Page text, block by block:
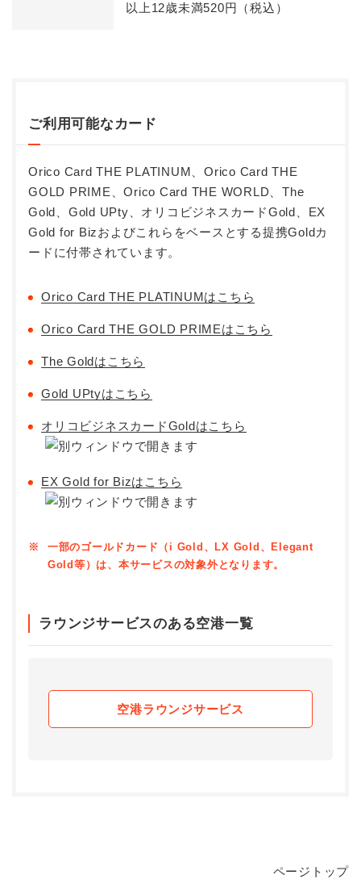
以上12歳未満520円（税込）
ご利用可能なカード
Orico Card THE PLATINUM、Orico Card THE
GOLD PRIME、Orico Card THE WORLD、The
Gold、Gold UPty、オリコビジネスカードGold、EX
Gold for Bizおよびこれらをベースとする提携Goldカ
ードに付帯されています。
Orico Card THE PLATINUMはこちら
Orico Card THE GOLD PRIMEはこちら
The Goldはこちら
Gold UPtyはこちら
オリコビジネスカードGoldはこちら
EX Gold for Bizはこちら
※
一部のゴールドカード（i Gold、LX Gold、Elegant
Gold等）は、本サービスの対象外となります。
ラウンジサービスのある空港一覧
空港ラウンジサービス
ページトップ